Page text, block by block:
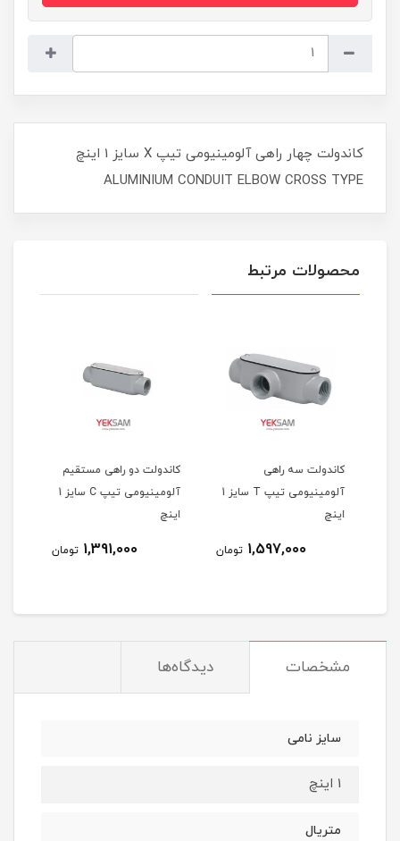
کاندولت چهار راهی آلومینیومی تیپ X سایز 1 اینچ
ALUMINIUM CONDUIT ELBOW CROSS TYPE
محصولات مرتبط
کاندولت سه راهی
آلومینیومی تیپ T سایز 1
اینچ
1,597,000 تومان
کاندولت دو راهی مستقیم
آلومینیومی تیپ C سایز 1
اینچ
1,391,000 تومان
مشخصات دیدگاه‌ها
سایز نامی
1 اینچ
متریال